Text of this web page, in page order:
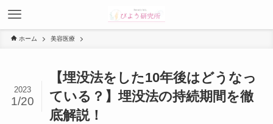
ホーム 美容医療
【埋没法をした10年後はどうなっ
ている？】埋没法の持続期間を徹
底解説！
2023
1/20